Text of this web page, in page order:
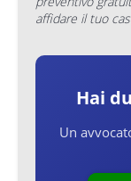
affidare il tuo
Hai
Un